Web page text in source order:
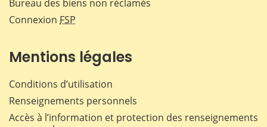
Bureau des biens non réclamés
Connexion FSP
Mentions légales
Conditions d’utilisation
Renseignements personnels
Accès à l’information et protection des renseignements